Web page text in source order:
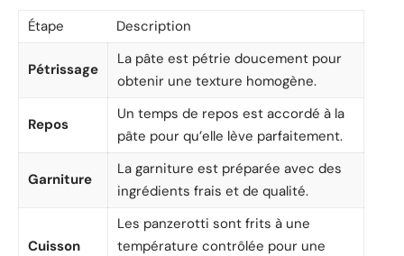
Étape Description
Pétrissage
La pâte est pétrie doucement pour
obtenir une texture homogène.
Repos
Un temps de repos est accordé à la
pâte pour qu’elle lève parfaitement.
Garniture
La garniture est préparée avec des
ingrédients frais et de qualité.
Cuisson
Les panzerotti sont frits à une
température contrôlée pour une